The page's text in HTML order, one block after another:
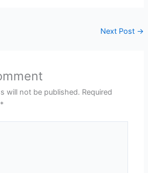
Next Post →
will not be published. Required
*